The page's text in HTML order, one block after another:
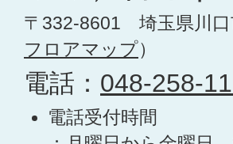
〒332-8601 埼玉県川口
フロアマップ）
電話： 048-258-
電話受付時間